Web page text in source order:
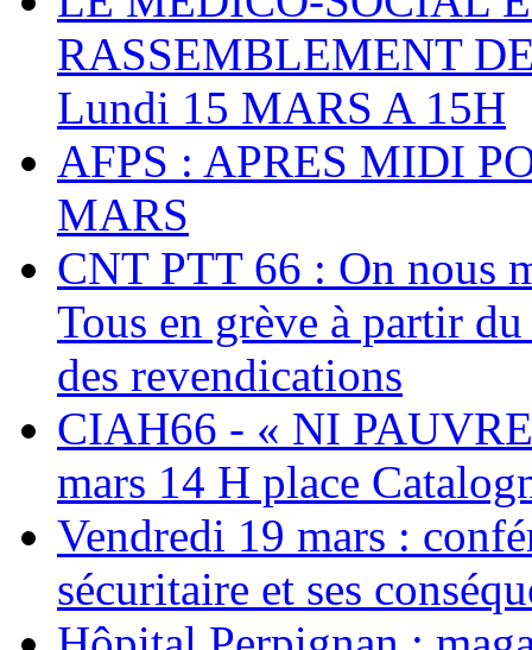
RASSEMBLEMENT
Lundi 15 MARS A 15H
AFPS : APRES MIDI
MARS
CNT PTT 66 : On nous
Tous en grève à partir
des revendications
CIAH66 - « NI
mars 14 H place
Vendredi 19 mars :
sécuritaire et ses